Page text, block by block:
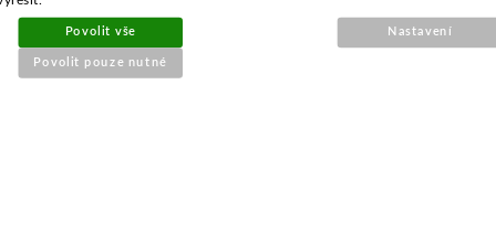
Povolit vše
Povolit pouze nutné
Nastavení